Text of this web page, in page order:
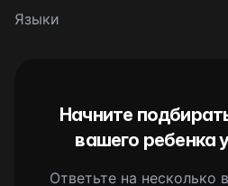
Языки
Начните
вашего ребенка
Ответьте на несколько